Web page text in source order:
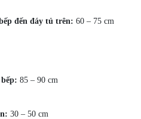
đến đáy tủ trên: 60 – 75 cm
85 – 90 cm
30 – 50 cm